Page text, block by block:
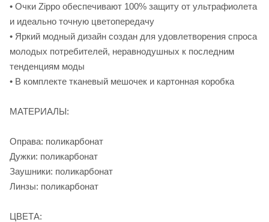
• Очки Zippo обеспечивают 100% защиту от ультрафиолета
и идеально точную цветопередачу
• Яркий модный дизайн создан для удовлетворения спроса
молодых потребителей, неравнодушных к последним
тенденциям моды
• В комплекте тканевый мешочек и картонная коробка
МАТЕРИАЛЫ:
Оправа: поликарбонат
Дужки: поликарбонат
Заушники: поликарбонат
Линзы: поликарбонат
ЦВЕТА: